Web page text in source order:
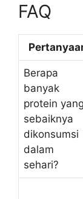
FAQ
Berapa
banyak
protein yang
sebaiknya
dikonsumsi
dalam
sehari?